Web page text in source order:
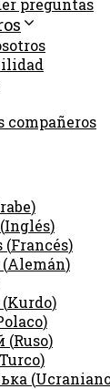
preguntas
compañeros
)
(Inglés)
(Francés)
(Alemán)
(Kurdo)
)
(Ruso)
Turco)
(